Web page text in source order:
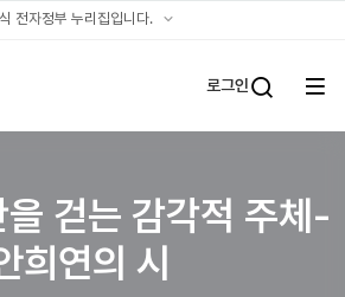
전자정부 누리집입니다. 공식
로그인
전체
걷는 감각적 주체-
희연의 시